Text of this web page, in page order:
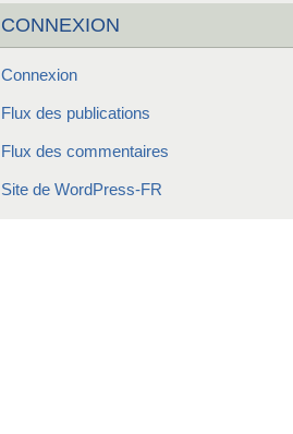
CONNEXION
Connexion
Flux des publications
Flux des commentaires
Site de WordPress-FR